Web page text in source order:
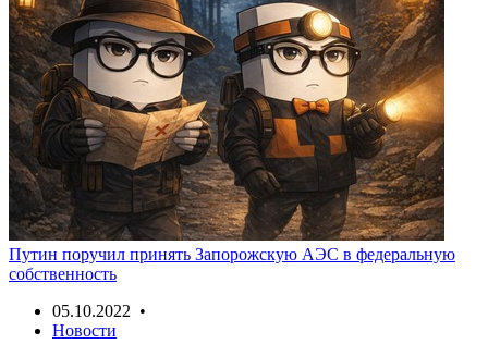
Путин поручил принять Запорожскую АЭС в федеральную
собственность
05.10.2022 •
Новости